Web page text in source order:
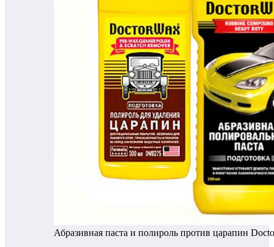
Абразивная паста и полироль против царапин